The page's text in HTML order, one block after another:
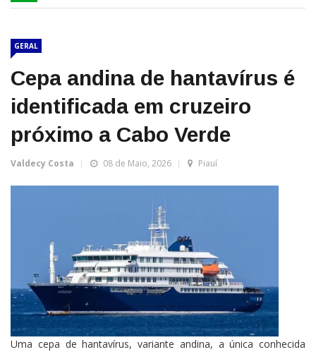
navigation
GERAL
Cepa andina de hantavírus é
identificada em cruzeiro
próximo a Cabo Verde
Valdecy Costa 08 de Maio, 2026 Piauí
Uma cepa de hantavírus, variante andina, a única conhecida